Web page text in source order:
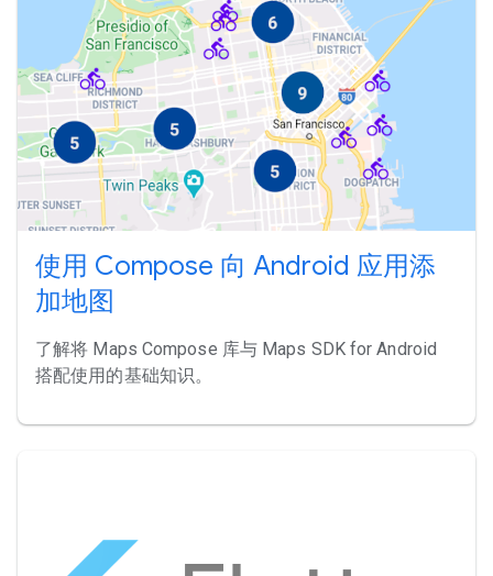
使用 Compose 向 Android 应用添
加地图
了解将 Maps Compose 库与 Maps SDK for Android
搭配使用的基础知识。